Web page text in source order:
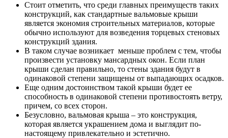
Стоит отметить, что среди главных преимуществ таких
конструкций, как стандартные вальмовые крыши
является экономия строительных материалов, которые
обычно используют для возведения торцевых стеновых
конструкций здания.
В таком случае возникает меньше проблем с тем, чтобы
произвести установку мансардных окон. Если план
крыши сделан правильно, то стены здания будут в
одинаковой степени защищены от выпадающих осадков.
Еще одним достоинством такой крыши будет ее
способность в одинаковой степени противостоять ветру,
причем, со всех сторон.
Безусловно, вальмовая крыша – это конструкция,
которая является украшением дома и выглядит по-
настоящему привлекательно и эстетично.